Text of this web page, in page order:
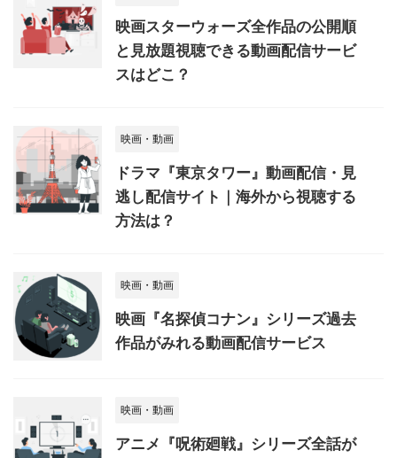
映画スターウォーズ全作品の公開順
と見放題視聴できる動画配信サービ
スはどこ？
映画・動画
ドラマ『東京タワー』動画配信・見
逃し配信サイト｜海外から視聴する
方法は？
映画・動画
映画『名探偵コナン』シリーズ過去
作品がみれる動画配信サービス
映画・動画
アニメ『呪術廻戦』シリーズ全話が